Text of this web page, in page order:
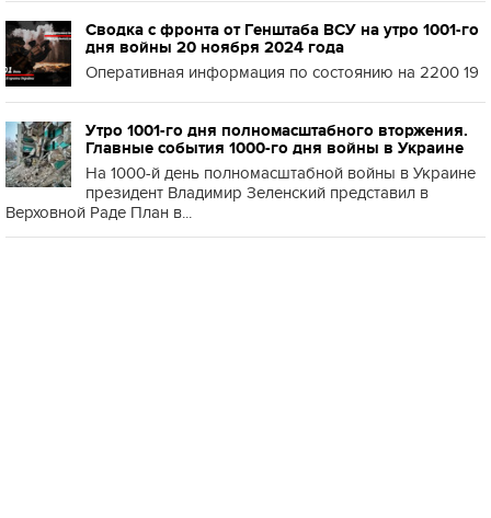
Сводка с фронта от Генштаба ВСУ на утро 1001-го
дня войны 20 ноября 2024 года
Оперативная информация по состоянию на 2200 19
Утро 1001-го дня полномасштабного вторжения.
Главные события 1000-го дня войны в Украине
На 1000-й день полномасштабной войны в Украине
президент Владимир Зеленский представил в
Верховной Раде План в...